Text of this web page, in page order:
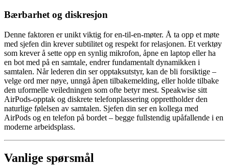
Bærbarhet og diskresjon
Denne faktoren er unikt viktig for en-til-en-møter. Å ta opp et møte
med sjefen din krever subtilitet og respekt for relasjonen. Et verktøy
som krever å sette opp en synlig mikrofon, åpne en laptop eller ha
en bot med på en samtale, endrer fundamentalt dynamikken i
samtalen. Når lederen din ser opptaksutstyr, kan de bli forsiktige –
velge ord mer nøye, unngå åpen tilbakemelding, eller holde tilbake
den uformelle veiledningen som ofte betyr mest. Speakwise sitt
AirPods-opptak og diskrete telefonplassering opprettholder den
naturlige følelsen av samtalen. Sjefen din ser en kollega med
AirPods og en telefon på bordet – begge fullstendig upåfallende i en
moderne arbeidsplass.
Vanlige spørsmål